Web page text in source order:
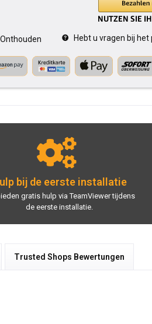
Onthouden Hebt u vragen bij het
bij de eerste installatie
gratis hulp via TeamViewer tijdens
de eerste installatie.
Trusted Shops Bewertungen